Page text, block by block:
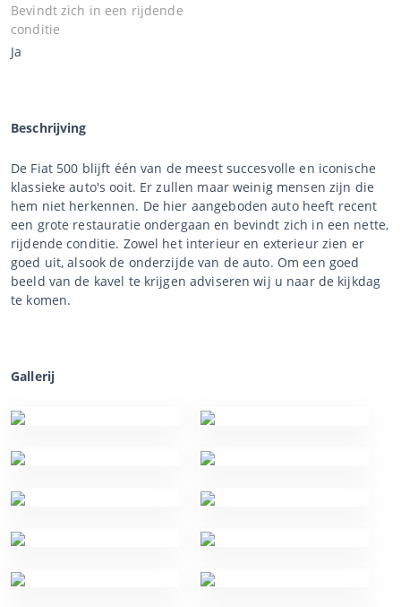
Bevindt zich in een rijdende
conditie
Ja
Beschrijving
De Fiat 500 blijft één van de meest succesvolle en iconische
klassieke auto's ooit. Er zullen maar weinig mensen zijn die
hem niet herkennen. De hier aangeboden auto heeft recent
een grote restauratie ondergaan en bevindt zich in een nette,
rijdende conditie. Zowel het interieur en exterieur zien er
goed uit, alsook de onderzijde van de auto. Om een goed
beeld van de kavel te krijgen adviseren wij u naar de kijkdag
te komen.
Gallerij